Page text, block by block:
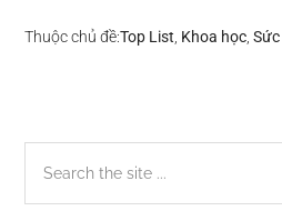
Thuộc chủ đề:Top List Khoa học ,
Sidebar
chính
the